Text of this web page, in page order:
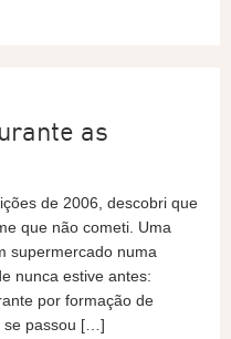
as
de 2006, descobri que
que não cometi. Uma
supermercado numa
nunca estive antes:
por formação de
se passou […]